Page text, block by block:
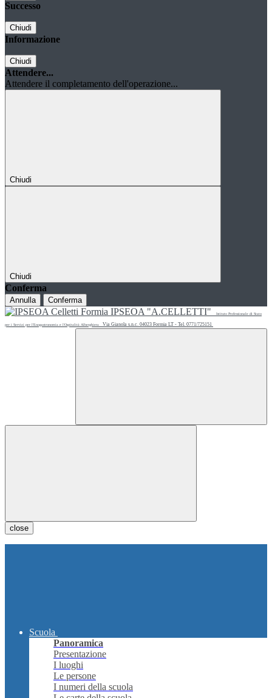
Successo
Chiudi
Informazione
Chiudi
Attendere...
Attendere il completamento dell'operazione...
Chiudi
Chiudi
Conferma
Annulla Conferma
IPSEOA "A.CELLETTI" Istituto Professionale di Stato
per i Servizi per l'Enogastronomia e l'Ospitalità Alberghiera Via Gianola s.n.c. 04023 Formia LT - Tel. 0771/725151
close
Scuola
Panoramica
Presentazione
I luoghi
Le persone
I numeri della scuola